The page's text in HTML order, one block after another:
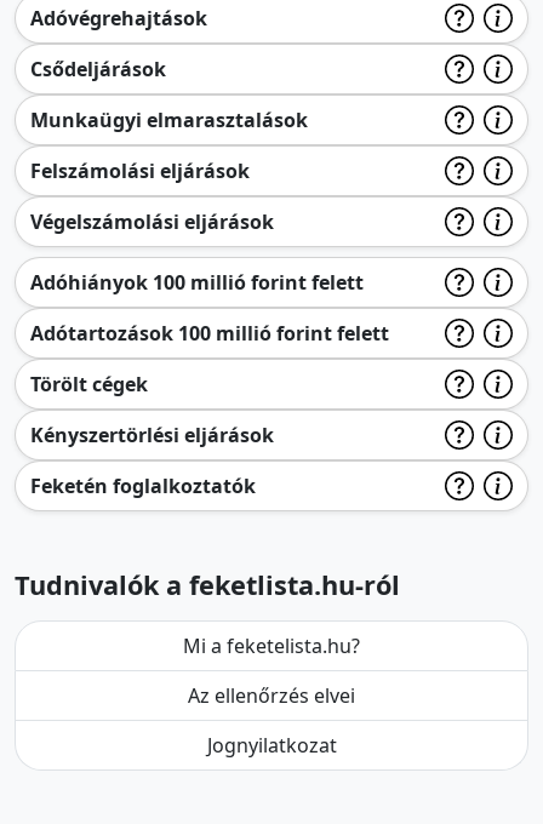
Adóvégrehajtások
Csődeljárások
Munkaügyi elmarasztalások
Felszámolási eljárások
Végelszámolási eljárások
Adóhiányok 100 millió forint felett
Adótartozások 100 millió forint felett
Törölt cégek
Kényszertörlési eljárások
Feketén foglalkoztatók
Tudnivalók a feketlista.hu-ról
Mi a feketelista.hu?
Az ellenőrzés elvei
Jognyilatkozat